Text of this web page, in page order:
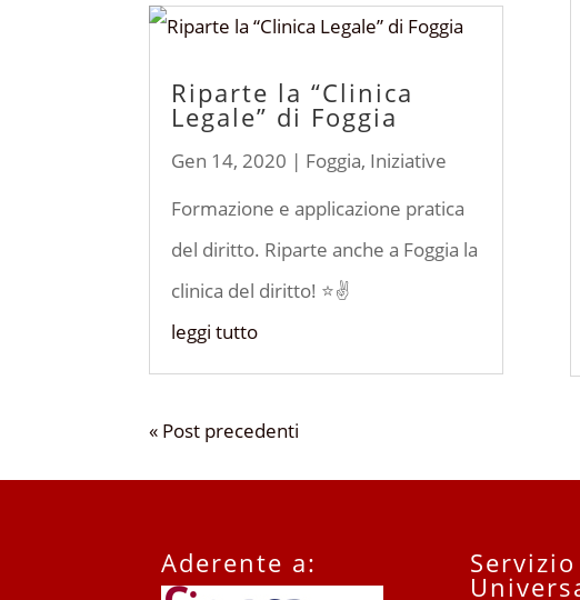
Riparte la “Clinica
Legale” di Foggia
Gen 14, 2020 | Foggia, Iniziative
Formazione e applicazione pratica
del diritto. Riparte anche a Foggia la
clinica del diritto! ⭐✌
leggi tutto
« Post precedenti
Aderente a: